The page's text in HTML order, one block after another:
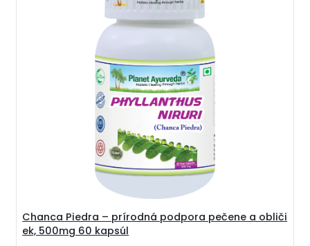
Chanca Piedra – prírodná podpora pečene a obliči
ek, 500mg 60 kapsúl